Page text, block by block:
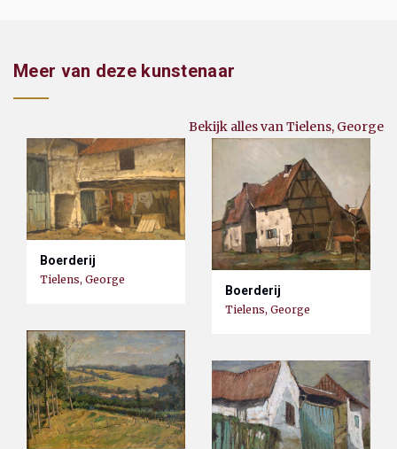
Meer van deze kunstenaar
Bekijk alles van Tielens, George
Boerderij
Tielens, George
Boerderij
Tielens, George